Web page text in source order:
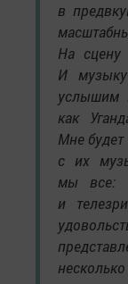
в
На
И
услышим
как
Мне будет
с их
мы все:
и